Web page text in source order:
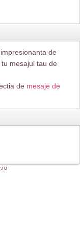
de
tu mesajul tau de
de mesaje de